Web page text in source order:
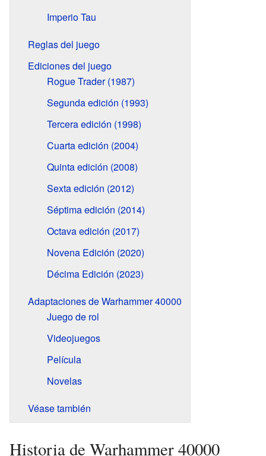
Imperio Tau
Reglas del juego
Ediciones del juego
Rogue Trader (1987)
Segunda edición (1993)
Tercera edición (1998)
Cuarta edición (2004)
Quinta edición (2008)
Sexta edición (2012)
Séptima edición (2014)
Octava edición (2017)
Novena Edición (2020)
Décima Edición (2023)
Adaptaciones de Warhammer 40000
Juego de rol
Videojuegos
Película
Novelas
Véase también
Historia de Warhammer 40000